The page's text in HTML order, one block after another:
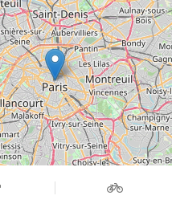
intertwine to take us
forward, who explores,
taking to the stage at
jams once a month,
that sets the tone,